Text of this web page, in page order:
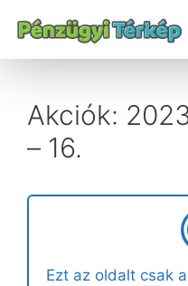
Akciók:
– 16.
Ezt az oldalt csak